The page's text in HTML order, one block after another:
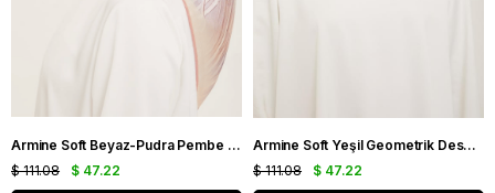
Armine Soft Beyaz-Pudra Pembe Çizgili Desen Sura İpek Eşarp IST9143-31
$ 47.22
$ 111.08
Armine Soft Yeşil Geometrik Desen Sura İpek Eşarp IST9149-54
$ 47.22
$ 111.08